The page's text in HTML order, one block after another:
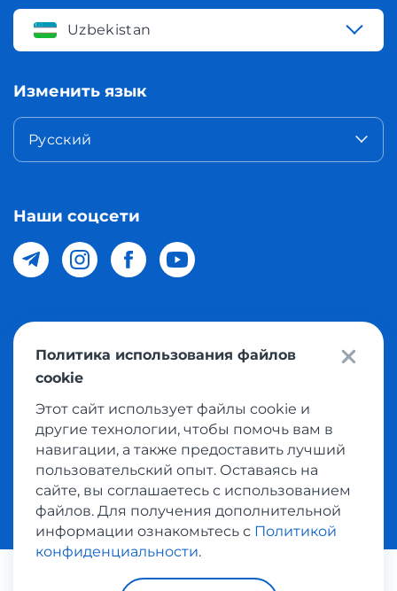
Uzbekistan
Изменить язык
Русский
Наши соцсети
© 2026 Meest Shopping доставка покупок с интернет
магазинов мира в Узбекистан. Все права защищены
Политика конфиденциальности
Условия использования сервисом выкупа товаров
Платежные системы:
Политика использования файлов
cookie
Этот сайт использует файлы cookie и
другие технологии, чтобы помочь вам в
навигации, а также предоставить лучший
пользовательский опыт. Оставаясь на
сайте, вы соглашаетесь с использованием
файлов. Для получения дополнительной
информации ознакомьтесь с Политикой
конфиденциальности.